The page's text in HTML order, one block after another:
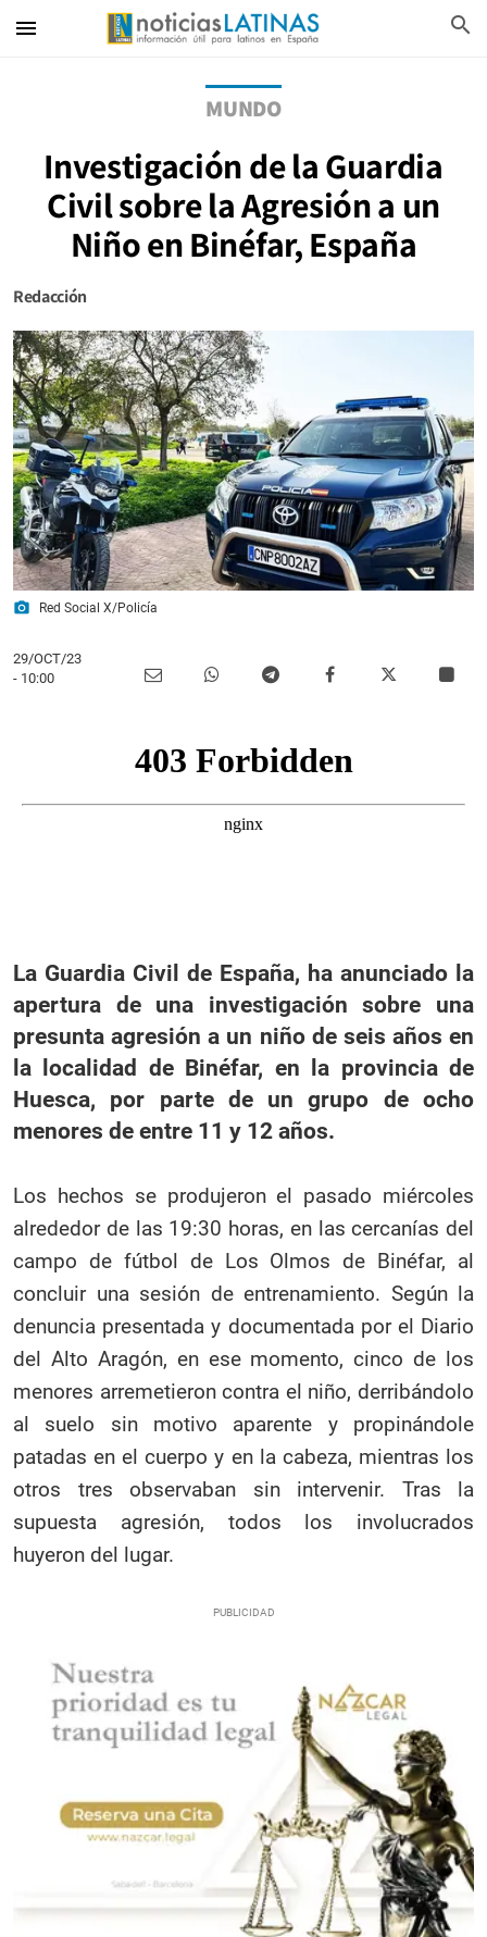
menu search
MUNDO
Investigación de la Guardia
Civil sobre la Agresión a un
Niño en Binéfar, España
Redacción
photo_camera Red Social X/Policía
29/OCT/23
- 10:00
La Guardia Civil de España, ha anunciado la
apertura de una investigación sobre una
presunta agresión a un niño de seis años en
la localidad de Binéfar, en la provincia de
Huesca, por parte de un grupo de ocho
menores de entre 11 y 12 años.
Los hechos se produjeron el pasado miércoles
alrededor de las 19:30 horas, en las cercanías del
campo de fútbol de Los Olmos de Binéfar, al
concluir una sesión de entrenamiento. Según la
denuncia presentada y documentada por el Diario
del Alto Aragón, en ese momento, cinco de los
menores arremetieron contra el niño, derribándolo
al suelo sin motivo aparente y propinándole
patadas en el cuerpo y en la cabeza, mientras los
otros tres observaban sin intervenir. Tras la
supuesta agresión, todos los involucrados
huyeron del lugar.